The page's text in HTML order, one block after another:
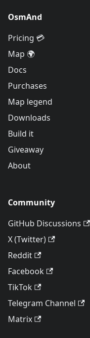
OsmAnd
Pricing 💳
Map 🌍
Docs
Purchases
Map legend
Downloads
Build it
Giveaway
About
Community
GitHub Discussions
X (Twitter)
Reddit
Facebook
TikTok
Telegram Channel
Matrix